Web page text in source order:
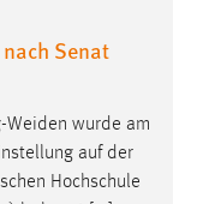
Senat
Weiden wurde am
auf der
Hochschule